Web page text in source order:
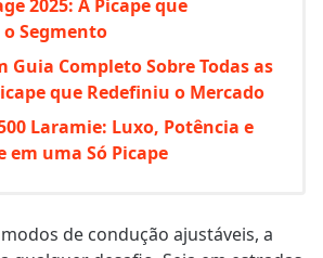
2025: A Picape que
Segmento
Guia Completo Sobre Todas as
que Redefiniu o Mercado
Laramie: Luxo, Potência e
em uma Só Picape
de condução ajustáveis, a